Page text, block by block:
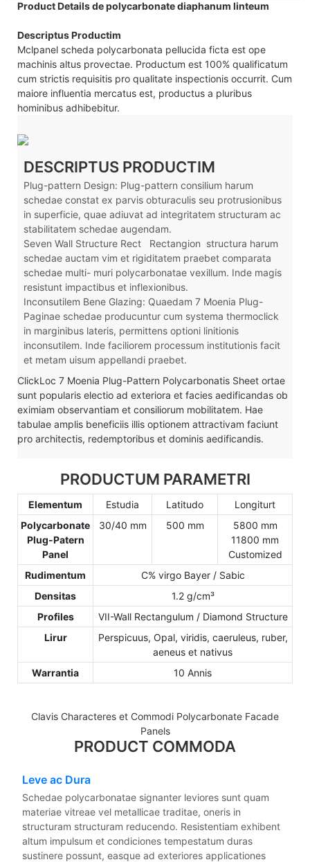
Product Details de polycarbonate diaphanum linteum
Descriptus Productim
Mclpanel scheda polycarbonata pellucida ficta est ope
machinis altus provectae. Productum est 100% qualificatum
cum strictis requisitis pro qualitate inspectionis occurrit. Cum
maiore influentia mercatus est, productus a pluribus
hominibus adhibebitur.
DESCRIPTUS PRODUCTIM
Plug-pattern Design: Plug-pattern consilium harum
schedae constat ex parvis obturaculis seu protrusionibus
in superficie, quae adiuvat ad integritatem structuram ac
stabilitatem schedae augendam.
Seven Wall Structure Rect
Rectangion structura harum
schedae auctam vim et rigiditatem praebet comparata
schedae multi- muri polycarbonatae vexillum. Inde magis
resistunt impactibus et inflexionibus.
Inconsutilem Bene Glazing: Quaedam 7 Moenia Plug-
Paginae schedae producuntur cum systema thermoclick
in marginibus lateris, permittens optioni linitionis
inconsutilem. Inde faciliorem processum institutionis facit
et metam uisum appellandi praebet.
ClickLoc 7 Moenia Plug-Pattern Polycarbonatis Sheet ortae
sunt popularis electio ad exteriora et facies aedificandas ob
eximiam observantiam et consiliorum mobilitatem. Hae
tabulae amplis beneficiis illis optionem attractivam faciunt
pro architectis, redemptoribus et dominis aedificandis.
PRODUCTUM PARAMETRI
Elementum Estudia Latitudo
Longiturt
Polycarbonate
Plug-Patern
Panel
30/40 mm 500 mm
5800 mm
11800 mm
Customized
Rudimentum
C% virgo Bayer / Sabic
Densitas
1.2 g/cm³
Profiles
VII-Wall Rectangulum / Diamond Structure
Lirur
Perspicuus, Opal, viridis, caeruleus, ruber,
aeneus et nativus
Warrantia
10 Annis
Clavis Characteres et Commodi Polycarbonate Facade
Panels
PRODUCT COMMODA
Leve ac Dura
Schedae polycarbonatae signanter leviores sunt quam
materiae vitreae vel metallicae traditae, oneris in
structuram structuram reducendo. Resistentiam exhibent
altum impulsum et condiciones tempestatum duras
sustinere possunt, easque ad exteriores applicationes